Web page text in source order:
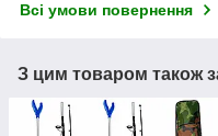
Всі умови повернення
З цим товаром також